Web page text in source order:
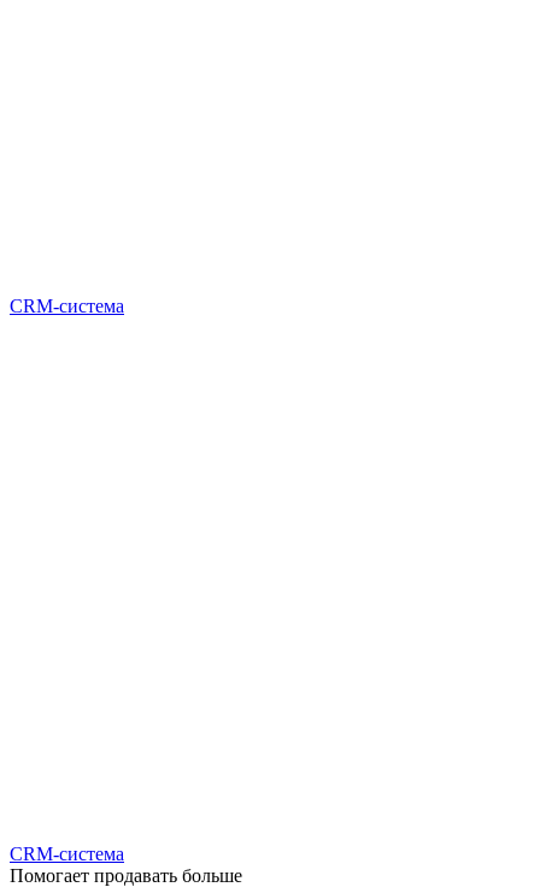
CRM-система
CRM-система
Помогает продавать больше